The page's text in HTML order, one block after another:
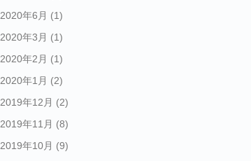
2020年6月 (1)
2020年3月 (1)
2020年2月 (1)
2020年1月 (2)
2019年12月 (2)
2019年11月 (8)
2019年10月 (9)